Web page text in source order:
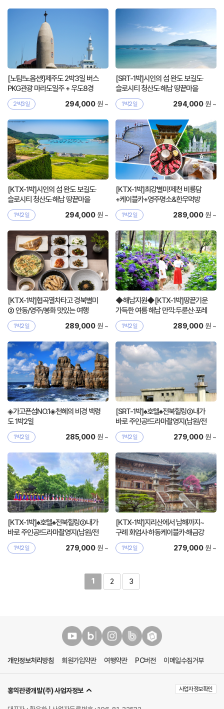
[노팁!노옵션!]제주도 2박3일 버스
PKG관광 마라도일주 + 우도8경
2박3일 294,000원 ~
[SRT-1박]시인의 섬 완도 보길도·
슬로시티 청산도·해남 땅끝마을
1박2일 294,000원 ~
[KTX-1박]시인의 섬 완도 보길도·
슬로시티 청산도·해남 땅끝마을
1박2일 294,000원 ~
[KTX-1박]최강별미!제천 비룡담
+케이블카+영주명소&한우먹방
1박2일 289,000원 ~
[KTX-1박]협곡열차타고 경북별미
② 안동/영주/봉화 맛있는 여행
1박2일 289,000원 ~
◆해남지원◆[KTX-1박]땅끝기운
가득한 여름 해남 만끽:두륜산·포레
스트수목원
1박2일 289,000원 ~
◈가고픈섬NO.1◈천혜의 비경 백령
도 1박2일
1박2일 285,000원 ~
[SRT-1박]♠호텔♠전북힐링③내가
바로 주인공!드라마촬영지(남원/전
주/익산)
1박2일 279,000원 ~
[KTX-1박]♠호텔♠전북힐링③내가
바로 주인공!드라마촬영지(남원/전
주/익산)
1박2일 279,000원 ~
[KTX-1박]지리산에서 남해까지~
구례 화엄사·하동케이블카·해금강
1박2일 279,000원 ~
1 2 3
개인정보처리방침 회원가입약관 여행약관 PC버전 이메일수집거부
사업자정보확인
홍익관광개발(주) 사업자정보